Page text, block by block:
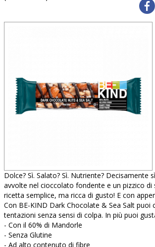
Dolce? Sì. Salato? Sì. Nutriente? Decisamente
avvolte nel cioccolato fondente e un pizzico di
ricetta semplice, ma ricca di gusto! E con
Con BE-KIND Dark Chocolate & Sea Salt puoi
tentazioni senza sensi di colpa. In più puoi
- Con il 60% di Mandorle
- Senza Glutine
- Ad alto contenuto di fibre